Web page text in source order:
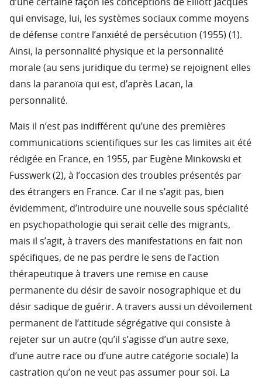
d’une certaine façon les conceptions de Elliott Jacques
qui envisage, lui, les systèmes sociaux comme moyens
de défense contre l’anxiété de persécution (1955) (1).
Ainsi, la personnalité physique et la personnalité
morale (au sens juridique du terme) se rejoignent elles
dans la paranoïa qui est, d’après Lacan, la
personnalité.
Mais il n’est pas indifférent qu’une des premières
communications scientifiques sur les cas limites ait été
rédigée en France, en 1955, par Eugène Minkowski et
Fusswerk (2), à l’occasion des troubles présentés par
des étrangers en France. Car il ne s’agit pas, bien
évidemment, d’introduire une nouvelle sous spécialité
en psychopathologie qui serait celle des migrants,
mais il s’agit, à travers des manifestations en fait non
spécifiques, de ne pas perdre le sens de l’action
thérapeutique à travers une remise en cause
permanente du désir de savoir nosographique et du
désir sadique de guérir. A travers aussi un dévoilement
permanent de l’attitude ségrégative qui consiste à
rejeter sur un autre (qu’il s’agisse d’un autre sexe,
d’une autre race ou d’une autre catégorie sociale) la
castration qu’on ne veut pas assumer pour soi. La